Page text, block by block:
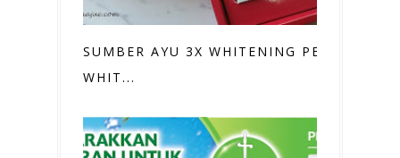
SUMBER AYU 3X WHITENING PEARLY
WHIT...